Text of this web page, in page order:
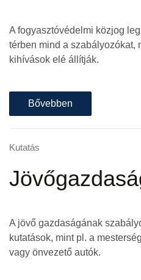
A fogyasztóvédelmi közjog
térben mind a szabályozókat,
kihívások elé állítják.
Bővebben
Kutatás
A jövő gazdaságának
kutatások, mint pl. a
vagy önvezető autók.